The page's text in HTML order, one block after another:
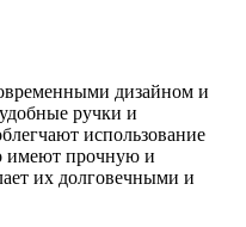
дизайном и
ручки и
использование
имеют прочную и
их долговечными и